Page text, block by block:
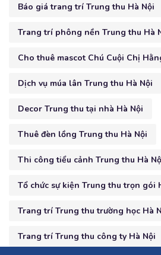
Báo giá trang trí Trung thu Hà Nội
Trang trí phông nền Trung thu Hà
Cho thuê mascot Chú Cuội Chị
Dịch vụ múa lân Trung thu Hà Nội
Decor Trung thu tại nhà Hà Nội
Thuê đèn lồng Trung thu Hà Nội
Thi công tiểu cảnh Trung thu Hà
Tổ chức sự kiện Trung thu trọn gói
Trang trí Trung thu trường học Hà
Trang trí Trung thu công ty Hà Nội